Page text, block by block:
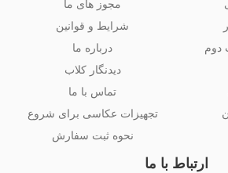
دوم
مجوز های ما
شرایط و قوانین
درباره ما
دیدنگار کلاب
تماس با ما
تجهیزات عکاسی برای شروع
نحوه ثبت سفارش
ارتباط با ما